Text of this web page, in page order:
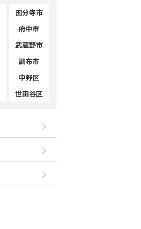
国分寺市
府中市
武蔵野市
調布市
中野区
世田谷区